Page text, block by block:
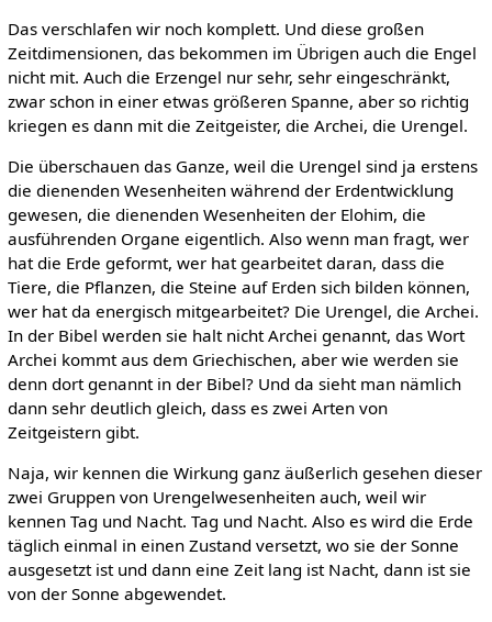
Das verschlafen wir noch komplett. Und diese großen
Zeitdimensionen, das bekommen im Übrigen auch die Engel
nicht mit. Auch die Erzengel nur sehr, sehr eingeschränkt,
zwar schon in einer etwas größeren Spanne, aber so richtig
kriegen es dann mit die Zeitgeister, die Archei, die Urengel.
Die überschauen das Ganze, weil die Urengel sind ja erstens
die dienenden Wesenheiten während der Erdentwicklung
gewesen, die dienenden Wesenheiten der Elohim, die
ausführenden Organe eigentlich. Also wenn man fragt, wer
hat die Erde geformt, wer hat gearbeitet daran, dass die
Tiere, die Pflanzen, die Steine auf Erden sich bilden können,
wer hat da energisch mitgearbeitet? Die Urengel, die Archei.
In der Bibel werden sie halt nicht Archei genannt, das Wort
Archei kommt aus dem Griechischen, aber wie werden sie
denn dort genannt in der Bibel? Und da sieht man nämlich
dann sehr deutlich gleich, dass es zwei Arten von
Zeitgeistern gibt.
Naja, wir kennen die Wirkung ganz äußerlich gesehen dieser
zwei Gruppen von Urengelwesenheiten auch, weil wir
kennen Tag und Nacht. Tag und Nacht. Also es wird die Erde
täglich einmal in einen Zustand versetzt, wo sie der Sonne
ausgesetzt ist und dann eine Zeit lang ist Nacht, dann ist sie
von der Sonne abgewendet.